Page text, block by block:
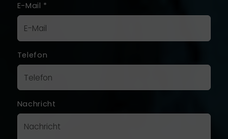
E-Mail *
Telefon
Nachricht